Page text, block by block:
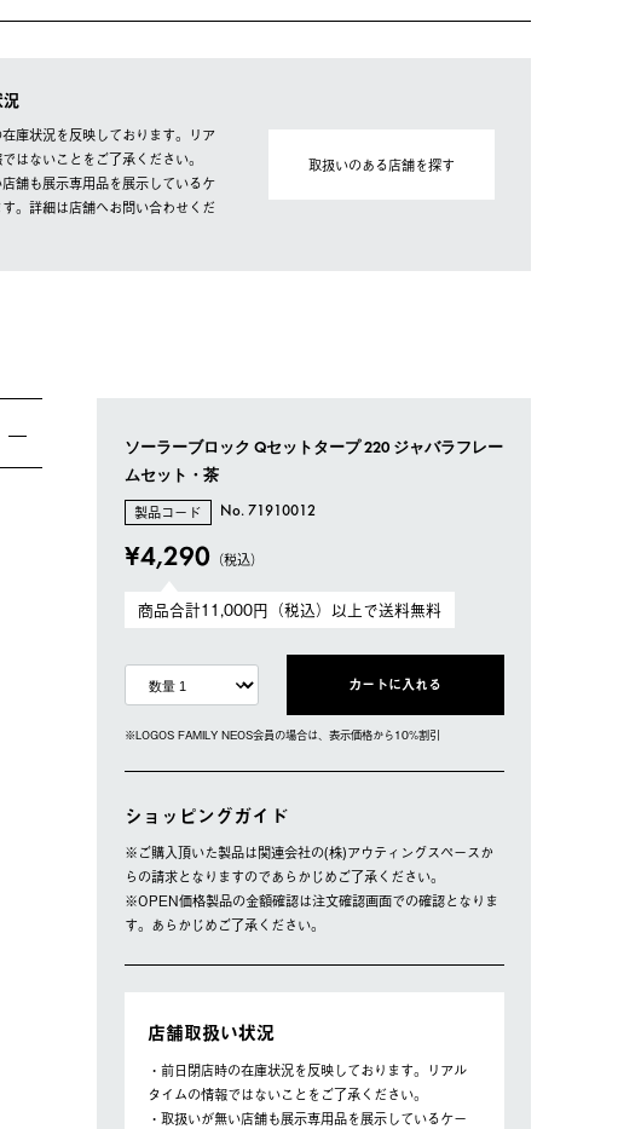
在庫状況を反映しております。リア
はないことをご了承ください。
店舗も展示専用品を展示しているケ
。詳細は店舗へお問い合わせくだ
取扱いのある店舗を探す
ソーラーブロック Qセットタープ 220 ジャバラフレー
ムセット・茶
製品コード No. 71910012
¥4,290（税込）
商品合計11,000円（税込）以上で送料無料
カートに入れる
※LOGOS FAMILY NEOS会員の場合は、表⽰価格から10%割引
ショッピングガイド
※ご購⼊頂いた製品は関連会社の(株)アウティングスペースか
らの請求となりますのであらかじめご了承ください。
※OPEN価格製品の⾦額確認は注⽂確認画⾯での確認となりま
す。あらかじめご了承ください。
店舗取扱い状況
・前日閉店時の在庫状況を反映しております。リアル
タイムの情報ではないことをご了承ください。
・取扱いが無い店舗も展示専用品を展示しているケー